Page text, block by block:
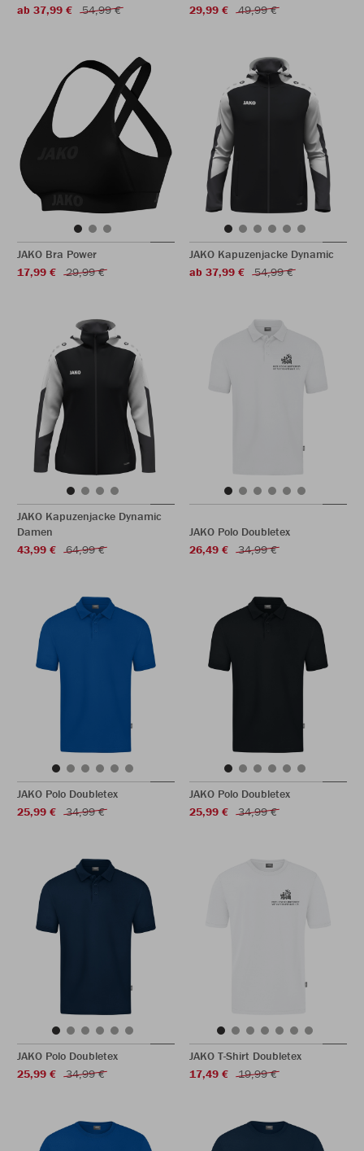
ab 37,99 €
54,99 €
29,99 €
49,99 €
JAKO Bra Power
17,99 €
29,99 €
JAKO Kapuzenjacke Dynamic
ab 37,99 €
54,99 €
JAKO Kapuzenjacke Dynamic
Damen
43,99 €
64,99 €
JAKO Polo Doubletex
26,49 €
34,99 €
JAKO Polo Doubletex
25,99 €
34,99 €
JAKO Polo Doubletex
25,99 €
34,99 €
JAKO Polo Doubletex
25,99 €
34,99 €
JAKO T-Shirt Doubletex
17,49 €
19,99 €